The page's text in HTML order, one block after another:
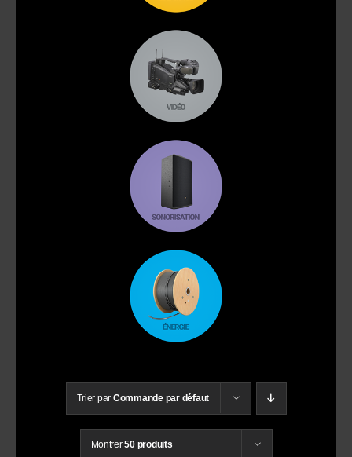
Trier par Commande par défaut
Montrer50 produits